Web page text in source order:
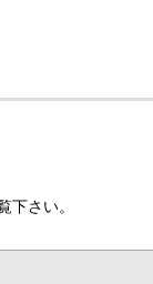
下さい。